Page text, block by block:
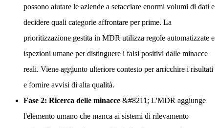
possono aiutare le aziende a setacciare enormi volumi di dati e
decidere quali categorie affrontare per prime. La
prioritizzazione gestita in MDR utilizza regole automatizzate e
ispezioni umane per distinguere i falsi positivi dalle minacce
reali. Viene aggiunto ulteriore contesto per arricchire i risultati
e fornire avvisi di alta qualità.
Fase 2: Ricerca delle minacce &#8211; L'MDR aggiunge
l'elemento umano che manca ai sistemi di rilevamento